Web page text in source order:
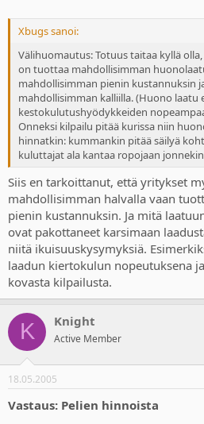
Xbugs sanoi:
Välihuomautus: Totuus taitaa kyllä
on tuottaa mahdollisimman
mahdollisimman pienin kustannuksin
mahdollisimman kalliilla. (Huono laatu
kestokulutushyödykkeiden
Onneksi kilpailu pitää kurissa niin
hinnatkin: kummankin pitää säilyä
kuluttajat ala kantaa ropojaan
Siis en tarkoittanut, että yritykset
mahdollisimman halvalla vaan
pienin kustannuksin. Ja mitä
ovat pakottaneet karsimaan
niitä ikuisuuskysymyksiä.
laadun kiertokulun nopeutuksena
kovasta kilpailusta.
K Knight
Active Member
18.05.2005
Vastaus: Pelien hinnoista